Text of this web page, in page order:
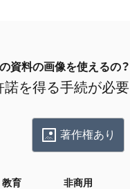
資料の画像を使えるの？
諾を得る手続が必要
著作権あり
教育 非商用